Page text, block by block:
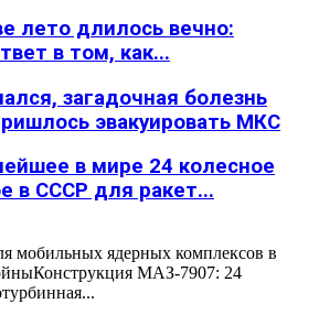
лето длилось вечно:
в том, как...
загадочная болезнь
эвакуировать МКС
в мире 24 колесное
в СССР для ракет...
мобильных ядерных комплексов в
МАЗ-7907: 24